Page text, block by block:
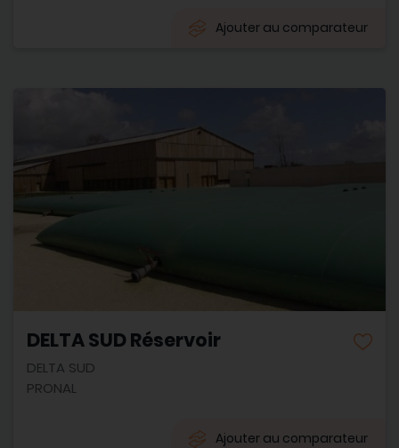
Ajouter au comparateur
DELTA SUD Réservoir
DELTA SUD
PRONAL
Ajouter au comparateur